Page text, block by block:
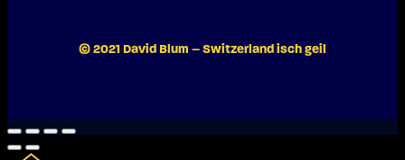
© 2021 David Blum – Switzerland isch geil